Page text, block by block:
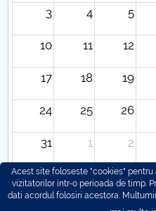
3 4 5
10 11 12
17 18 19
24 25 26
31 1 2
Acest site foloseste "cookies"
vizitatorilor intr-o perioada de timp.
dati acordul folosiri acestora.